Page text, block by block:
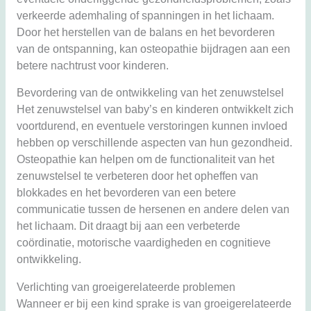
verkeerde ademhaling of spanningen in het lichaam.
Door het herstellen van de balans en het bevorderen
van de ontspanning, kan osteopathie bijdragen aan een
betere nachtrust voor kinderen.
Bevordering van de ontwikkeling van het zenuwstelsel
Het zenuwstelsel van baby’s en kinderen ontwikkelt zich
voortdurend, en eventuele verstoringen kunnen invloed
hebben op verschillende aspecten van hun gezondheid.
Osteopathie kan helpen om de functionaliteit van het
zenuwstelsel te verbeteren door het opheffen van
blokkades en het bevorderen van een betere
communicatie tussen de hersenen en andere delen van
het lichaam. Dit draagt bij aan een verbeterde
coördinatie, motorische vaardigheden en cognitieve
ontwikkeling.
Verlichting van groeigerelateerde problemen
Wanneer er bij een kind sprake is van groeigerelateerde